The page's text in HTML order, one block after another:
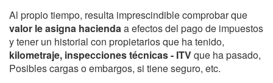
Al propio tiempo, resulta imprescindible comprobar que
valor le asigna haciendaa efectos del pago de impuestos
y tener un historial con propietarios que ha tenido,
kilometraje, inspecciones técnicas - ITVque ha pasado,
Posibles cargas o embargos, si tiene seguro, etc.